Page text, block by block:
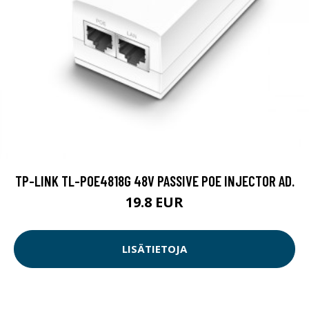
TP-LINK TL-POE4818G 48V PASSIVE POE INJECTOR AD.
19.8 EUR
LISÄTIETOJA